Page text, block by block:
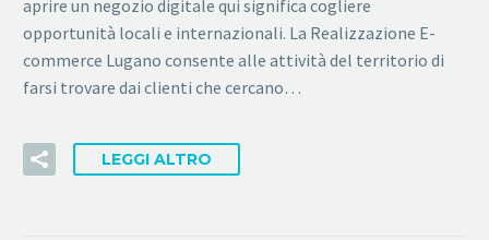
aprire un negozio digitale qui significa cogliere
opportunità locali e internazionali. La Realizzazione E-
commerce Lugano consente alle attività del territorio di
farsi trovare dai clienti che cercano…
LEGGI ALTRO